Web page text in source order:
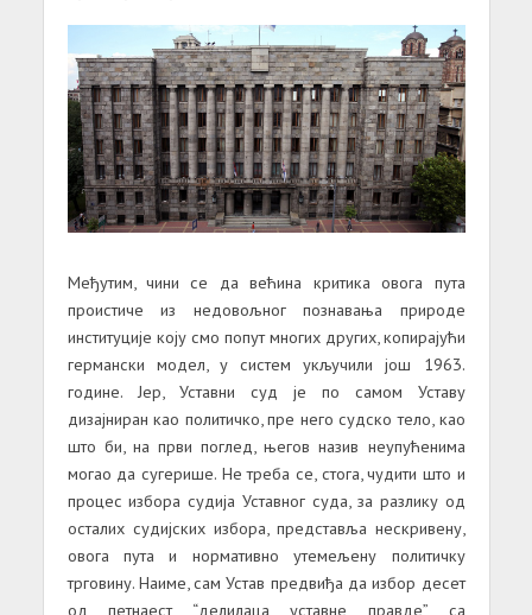
Међутим, чини се да већина критика овога пута
проистиче из недовољног познавања природе
институције коју смо попут многих других, копирајући
германски модел, у систем укључили још 1963.
године. Јер, Уставни суд је по самом Уставу
дизајниран као политичко, пре него судско тело, као
што би, на први поглед, његов назив неупућенима
могао да сугерише. Не треба се, стога, чудити што и
процес избора судија Уставног суда, за разлику од
осталих судијских избора, представља нескривену,
овога пута и нормативно утемељену политичку
трговину. Наиме, сам Устав предвиђа да избор десет
од петнаест “делилаца уставне правде” са